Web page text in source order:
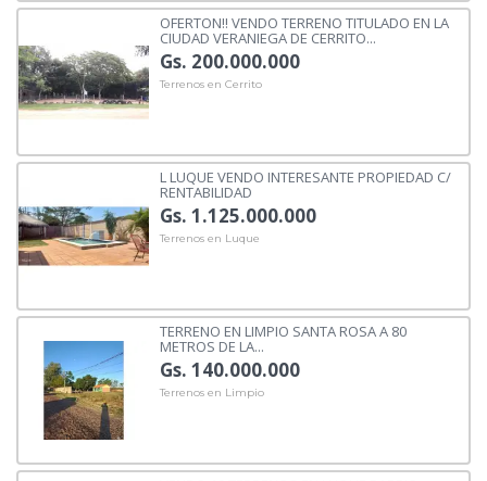
OFERTON!! VENDO TERRENO TITULADO EN LA
CIUDAD VERANIEGA DE CERRITO...
Gs. 200.000.000
Terrenos en Cerrito
L LUQUE VENDO INTERESANTE PROPIEDAD C/
RENTABILIDAD
Gs. 1.125.000.000
Terrenos en Luque
TERRENO EN LIMPIO SANTA ROSA A 80
METROS DE LA...
Gs. 140.000.000
Terrenos en Limpio